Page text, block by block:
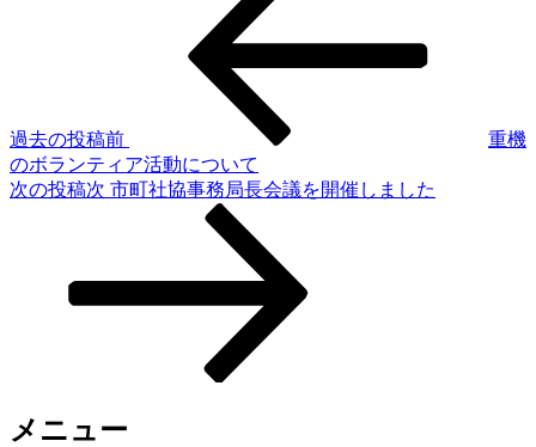
過去の投稿前
重機
のボランティア活動について
次の投稿次 市町社協事務局長会議を開催しました
メニュー